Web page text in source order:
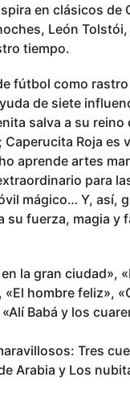
en clásicos de
León
tiempo.
fútbol como
de siete
salva a su
Roja es
aprende artes
para
mágico… Y, así,
su fuerza, magia y
la gran ciudad»,
hombre feliz»,
Babá y los
Tres
Arabia y Los